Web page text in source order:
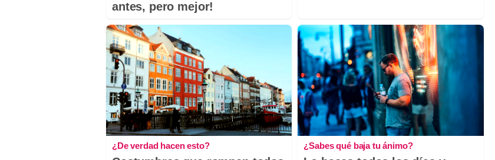
antes, pero mejor!
¿De verdad hacen esto? ¿Sabes qué baja tu ánimo?